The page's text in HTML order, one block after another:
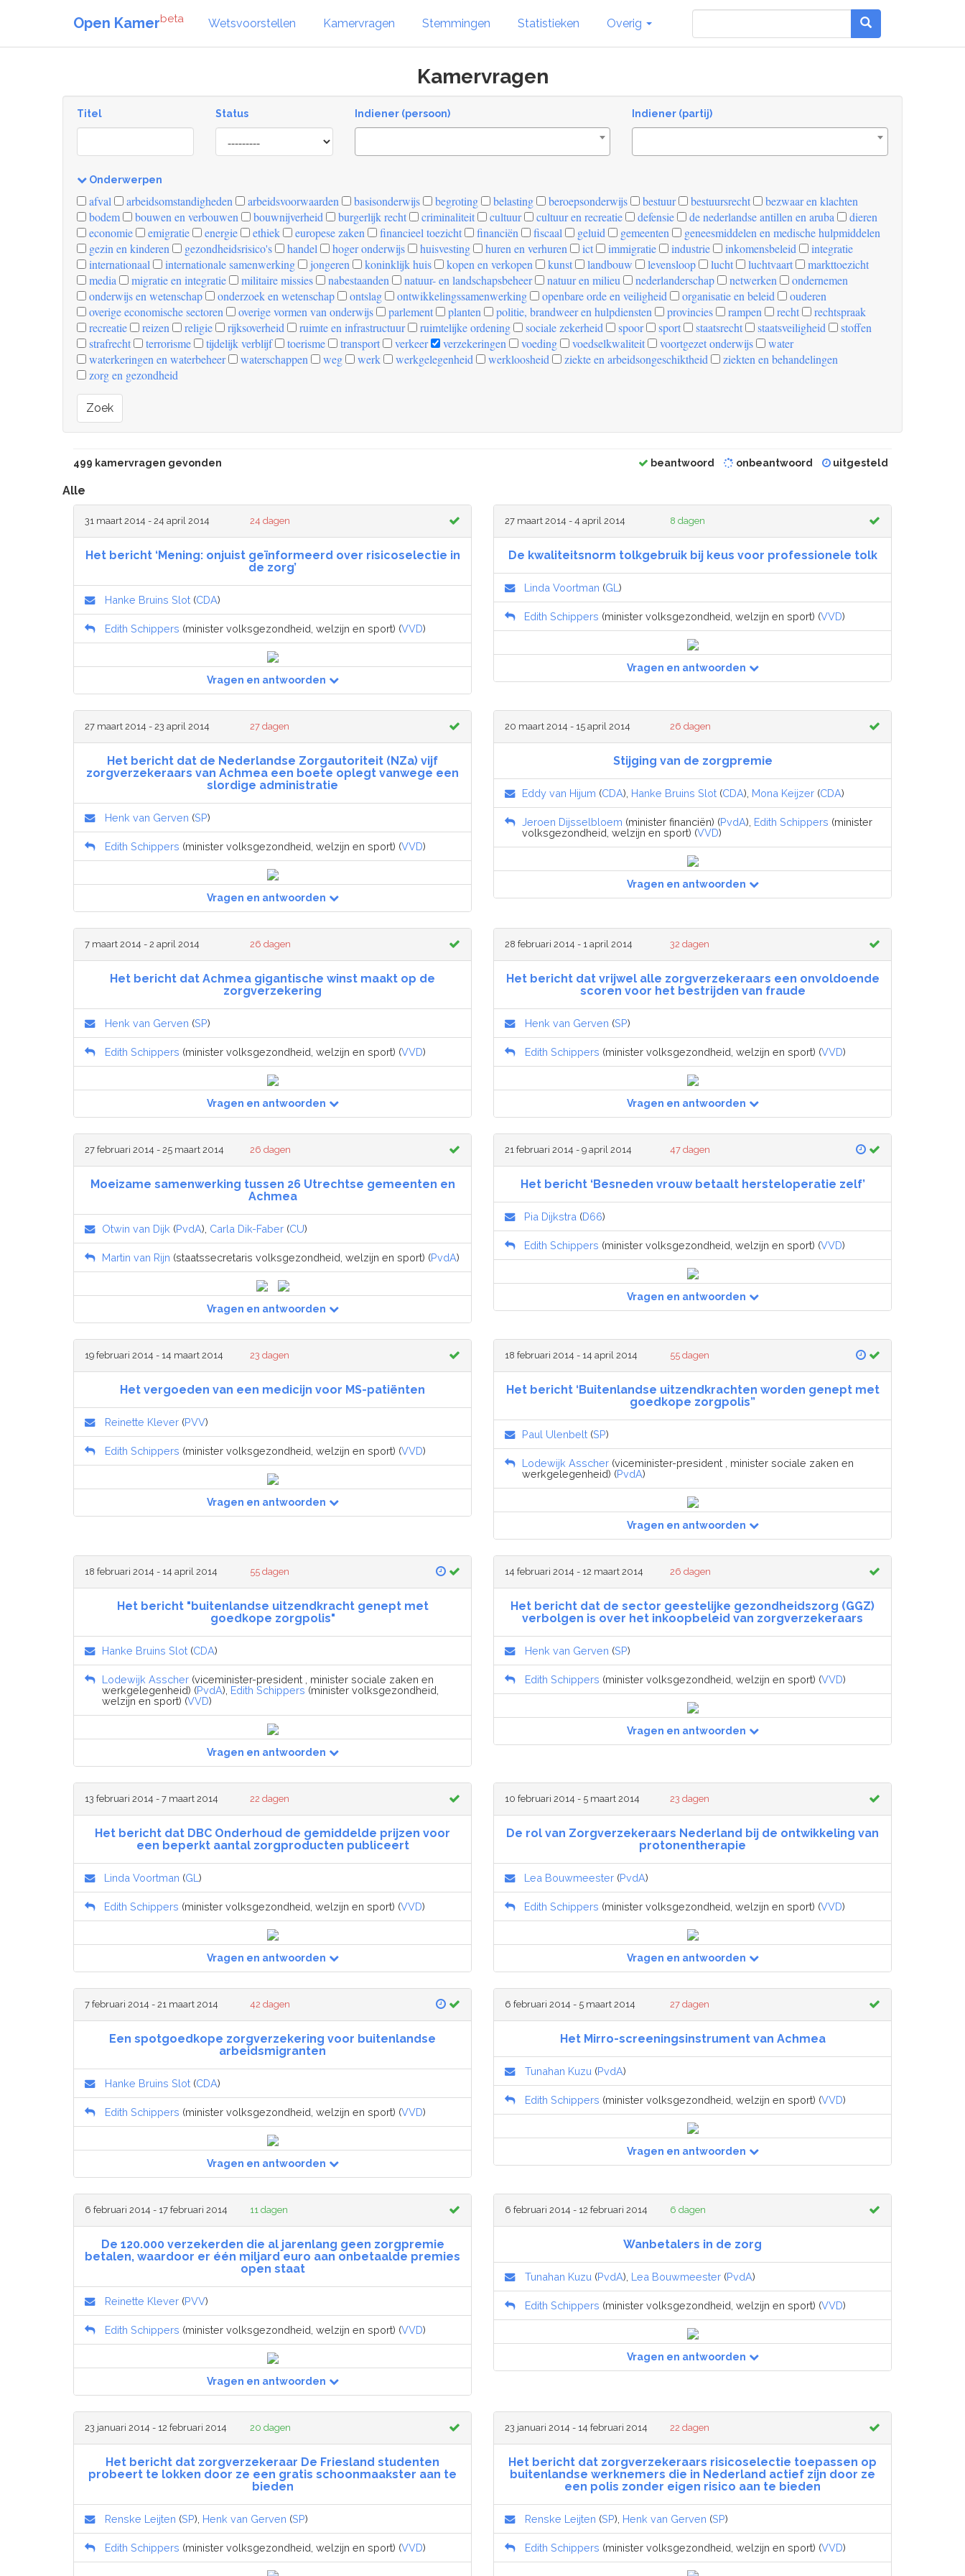
Open Kamerbeta Wetsvoorstellen Kamervragen Stemmingen Statistieken Overig
Kamervragen
Titel Status
[invalid
name]
Indiener (persoon) Indiener (partij)
Onderwerpen
[invalid
name]
afval arbeidsomstandigheden arbeidsvoorwaarden basisonderwijs begroting belasting beroepsonderwijs bestuur bestuursrecht
bezwaar en klachten
bodem
bouwen en verbouwen bouwnijverheid burgerlijk recht criminaliteit cultuur cultuur en recreatie defensie de nederlandse antillen en aruba
dieren
economie
emigratie energie ethiek europese zaken financieel toezicht financiën fiscaal geluid gemeenten
geneesmiddelen en medische hulpmiddelen
gezin en kinderen
gezondheidsrisico's handel hoger onderwijs huisvesting huren en verhuren ict immigratie industrie inkomensbeleid
integratie
internationaal
internationale samenwerking jongeren koninklijk huis kopen en verkopen kunst landbouw levensloop lucht luchtvaart
markttoezicht
media
migratie en integratie militaire missies nabestaanden natuur- en landschapsbeheer natuur en milieu nederlanderschap netwerken
ondernemen
onderwijs en wetenschap
onderzoek en wetenschap ontslag ontwikkelingssamenwerking openbare orde en veiligheid organisatie en beleid
ouderen
overige economische sectoren
overige vormen van onderwijs parlement planten politie, brandweer en hulpdiensten provincies rampen recht
rechtspraak
recreatie
reizen religie rijksoverheid ruimte en infrastructuur ruimtelijke ordening sociale zekerheid spoor sport staatsrecht staatsveiligheid
stoffen
strafrecht
terrorisme tijdelijk verblijf toerisme transport verkeer verzekeringen voeding voedselkwaliteit voortgezet onderwijs
water
waterkeringen en waterbeheer
waterschappen weg werk werkgelegenheid werkloosheid ziekte en arbeidsongeschiktheid
ziekten en behandelingen
zorg en gezondheid
Zoek
499 kamervragen gevonden beantwoord onbeantwoord uitgesteld
Alle
31 maart 2014 - 24 april 2014 24 dagen
Het bericht ‘Mening: onjuist geïnformeerd over risicoselectie in
de zorg’
Hanke Bruins Slot (CDA)
Edith Schippers (minister volksgezondheid, welzijn en sport) (VVD)
Vragen en antwoorden
27 maart 2014 - 4 april 2014 8 dagen
De kwaliteitsnorm tolkgebruik bij keus voor professionele tolk
Linda Voortman (GL )
Edith Schippers (minister volksgezondheid, welzijn en sport) (VVD)
Vragen en antwoorden
27 maart 2014 - 23 april 2014 27 dagen
Het bericht dat de Nederlandse Zorgautoriteit (NZa) vijf
zorgverzekeraars van Achmea een boete oplegt vanwege een
slordige administratie
Henk van Gerven (SP)
Edith Schippers (minister volksgezondheid, welzijn en sport) (VVD)
Vragen en antwoorden
20 maart 2014 - 15 april 2014 26 dagen
Stijging van de zorgpremie
Eddy van Hijum (CDA), Hanke Bruins Slot (CDA), Mona Keijzer (CDA)
Jeroen Dijsselbloem (minister financiën) (PvdA), Edith Schippers (minister
volksgezondheid, welzijn en sport) (VVD)
Vragen en antwoorden
7 maart 2014 - 2 april 2014 26 dagen
Het bericht dat Achmea gigantische winst maakt op de
zorgverzekering
Henk van Gerven (SP)
Edith Schippers (minister volksgezondheid, welzijn en sport) (VVD)
Vragen en antwoorden
28 februari 2014 - 1 april 2014 32 dagen
Het bericht dat vrijwel alle zorgverzekeraars een onvoldoende
scoren voor het bestrijden van fraude
Henk van Gerven (SP)
Edith Schippers (minister volksgezondheid, welzijn en sport) (VVD)
Vragen en antwoorden
27 februari 2014 - 25 maart 2014 26 dagen
Moeizame samenwerking tussen 26 Utrechtse gemeenten en
Achmea
Otwin van Dijk (PvdA), Carla Dik-Faber (CU)
Martin van Rijn (staatssecretaris volksgezondheid, welzijn en sport) (PvdA)
Vragen en antwoorden
21 februari 2014 - 9 april 2014 47 dagen
Het bericht ‘Besneden vrouw betaalt hersteloperatie zelf’
Pia Dijkstra (D66)
Edith Schippers (minister volksgezondheid, welzijn en sport) (VVD)
Vragen en antwoorden
19 februari 2014 - 14 maart 2014 23 dagen
Het vergoeden van een medicijn voor MS-patiënten
Reinette Klever (PVV)
Edith Schippers (minister volksgezondheid, welzijn en sport) (VVD)
Vragen en antwoorden
18 februari 2014 - 14 april 2014 55 dagen
Het bericht ‘Buitenlandse uitzendkrachten worden genept met
goedkope zorgpolis”
Paul Ulenbelt (SP)
Lodewijk Asscher (viceminister-president , minister sociale zaken en
werkgelegenheid) (PvdA)
Vragen en antwoorden
18 februari 2014 - 14 april 2014 55 dagen
Het bericht "buitenlandse uitzendkracht genept met
goedkope zorgpolis"
Hanke Bruins Slot (CDA)
Lodewijk Asscher (viceminister-president , minister sociale zaken en
werkgelegenheid) (PvdA), Edith Schippers (minister volksgezondheid,
welzijn en sport) (VVD)
Vragen en antwoorden
14 februari 2014 - 12 maart 2014 26 dagen
Het bericht dat de sector geestelijke gezondheidszorg (GGZ)
verbolgen is over het inkoopbeleid van zorgverzekeraars
Henk van Gerven (SP)
Edith Schippers (minister volksgezondheid, welzijn en sport) (VVD)
Vragen en antwoorden
13 februari 2014 - 7 maart 2014 22 dagen
Het bericht dat DBC Onderhoud de gemiddelde prijzen voor
een beperkt aantal zorgproducten publiceert
Linda Voortman (GL )
Edith Schippers (minister volksgezondheid, welzijn en sport) (VVD)
Vragen en antwoorden
10 februari 2014 - 5 maart 2014 23 dagen
De rol van Zorgverzekeraars Nederland bij de ontwikkeling van
protonentherapie
Lea Bouwmeester (PvdA)
Edith Schippers (minister volksgezondheid, welzijn en sport) (VVD)
Vragen en antwoorden
7 februari 2014 - 21 maart 2014 42 dagen
Een spotgoedkope zorgverzekering voor buitenlandse
arbeidsmigranten
Hanke Bruins Slot (CDA)
Edith Schippers (minister volksgezondheid, welzijn en sport) (VVD)
Vragen en antwoorden
6 februari 2014 - 5 maart 2014 27 dagen
Het Mirro-screeningsinstrument van Achmea
Tunahan Kuzu (PvdA)
Edith Schippers (minister volksgezondheid, welzijn en sport) (VVD)
Vragen en antwoorden
6 februari 2014 - 17 februari 2014 11 dagen
De 120.000 verzekerden die al jarenlang geen zorgpremie
betalen, waardoor er één miljard euro aan onbetaalde premies
open staat
Reinette Klever (PVV)
Edith Schippers (minister volksgezondheid, welzijn en sport) (VVD)
Vragen en antwoorden
6 februari 2014 - 12 februari 2014 6 dagen
Wanbetalers in de zorg
Tunahan Kuzu (PvdA), Lea Bouwmeester (PvdA)
Edith Schippers (minister volksgezondheid, welzijn en sport) (VVD)
Vragen en antwoorden
23 januari 2014 - 12 februari 2014 20 dagen
Het bericht dat zorgverzekeraar De Friesland studenten
probeert te lokken door ze een gratis schoonmaakster aan te
bieden
Renske Leijten (SP), Henk van Gerven (SP)
Edith Schippers (minister volksgezondheid, welzijn en sport) (VVD)
23 januari 2014 - 14 februari 2014 22 dagen
Het bericht dat zorgverzekeraars risicoselectie toepassen op
buitenlandse werknemers die in Nederland actief zijn door ze
een polis zonder eigen risico aan te bieden
Renske Leijten (SP), Henk van Gerven (SP)
Edith Schippers (minister volksgezondheid, welzijn en sport) (VVD)